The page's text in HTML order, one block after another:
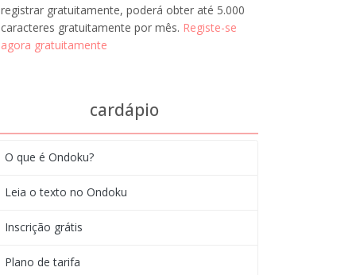
registrar gratuitamente, poderá obter até 5.000
caracteres gratuitamente por mês. Registe-se
agora gratuitamente
cardápio
O que é Ondoku?
Leia o texto no Ondoku
Inscrição grátis
Plano de tarifa